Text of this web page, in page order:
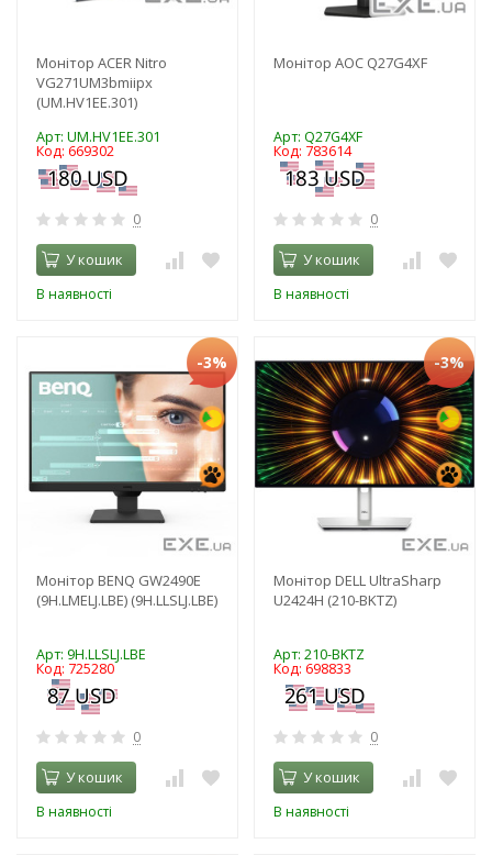
Монітор ACER Nitro
VG271UM3bmiipx
(UM.HV1EE.301)
Арт: UM.HV1EE.301
Код: 669302
0
У кошик
В наявності
Монітор AOC Q27G4XF
Арт: Q27G4XF
Код: 783614
0
У кошик
В наявності
-3%
Монітор BENQ GW2490E
(9H.LMELJ.LBE) (9H.LLSLJ.LBE)
Арт: 9H.LLSLJ.LBE
Код: 725280
0
У кошик
В наявності
-3%
Монітор DELL UltraSharp
U2424H (210-BKTZ)
Арт: 210-BKTZ
Код: 698833
0
У кошик
В наявності